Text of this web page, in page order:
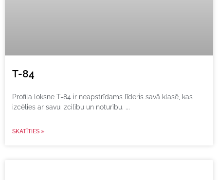
T-84
Profila loksne T-84 ir neapstrīdams līderis savā klasē, kas
izcēlies ar savu izcilību un noturību.
SKATĪTIES »